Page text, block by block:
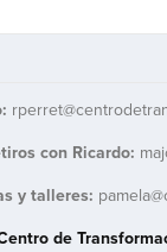
con Ricardo:
y talleres:
de